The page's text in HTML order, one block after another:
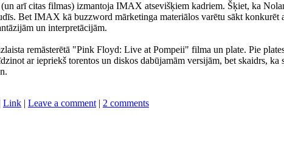
arī citas filmas) izmantoja IMAX atsevišķiem kadriem. Šķiet, ka
Bet IMAX kā buzzword mārketinga materiālos varētu sākt
un interpretācijām.
remāsterētā "Pink Floyd: Live at Pompeii" filma un plate. Pie
ar iepriekš torentos un diskos dabūjamām versijām, bet skaidrs,
Link | Leave a comment | 2 comments